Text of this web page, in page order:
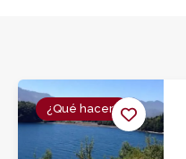
¿Qué hacer?